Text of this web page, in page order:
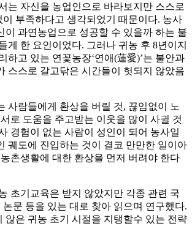
는 자신을 농업인으로 바라보지만 스스로
부족하다고 생각되었기 때문이다. 농사
이 과연농업으로 성공할 수 있을까 하는 불
게 한 요인이었다. 그러나 귀농 후 8년이지
하고 있는 연꽃농장‘연애(蓮愛)’는 불안과
스스로 갈고닦은 시간들이 헛되지 않았음
사람들에게 환상을 버릴 것, 끊임없이 노
로 도움을 주고받는 이웃을 많이 사귈 것
경험이 없는 사람이 성인이 되어 농사일
궤도에 진입하는 것이 결코 만만한 일이아
촌생활에 대한 환상을 먼저 버려야 한다
초기교육은 받지 않았지만 각종 관련 국
논문 등을 있는 대로 찾아 읽으며 연구했다.
않은 귀농 초기 시절을 지탱할수 있는 전략